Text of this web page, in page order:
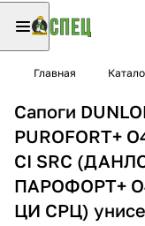
Главная
Сапоги
PUROFORT+
CI SRC
ПАРОФОРТ+
ЦИ СРЦ)